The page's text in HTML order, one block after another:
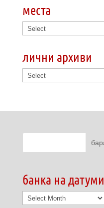
места
лични архиви
банка на датуми
банка